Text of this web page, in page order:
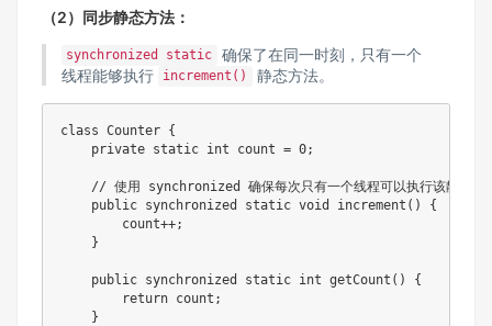
（2）同步静态方法：
synchronized static
确保了在同一时刻，只有一个
线程能够执行
increment() 静态方法。
class Counter {
    private static int count = 0;
// 使用 synchronized 确保每次只有一个线程可以执行该静态方
    public synchronized static void increment() {
        count++;
    }
    public synchronized static int getCount() {
        return count;
    }